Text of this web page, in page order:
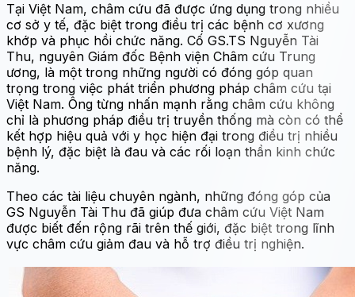
Tại Việt Nam, châm cứu đã được ứng dụng trong nhiều
cơ sở y tế, đặc biệt trong điều trị các bệnh cơ xương
khớp và phục hồi chức năng. Cố GS.TS Nguyễn Tài
Thu, nguyên Giám đốc Bệnh viện Châm cứu Trung
ương, là một trong những người có đóng góp quan
trọng trong việc phát triển phương pháp châm cứu tại
Việt Nam. Ông từng nhấn mạnh rằng châm cứu không
chỉ là phương pháp điều trị truyền thống mà còn có thể
kết hợp hiệu quả với y học hiện đại trong điều trị nhiều
bệnh lý, đặc biệt là đau và các rối loạn thần kinh chức
năng.
Theo các tài liệu chuyên ngành, những đóng góp của
GS Nguyễn Tài Thu đã giúp đưa châm cứu Việt Nam
được biết đến rộng rãi trên thế giới, đặc biệt trong lĩnh
vực châm cứu giảm đau và hỗ trợ điều trị nghiện.